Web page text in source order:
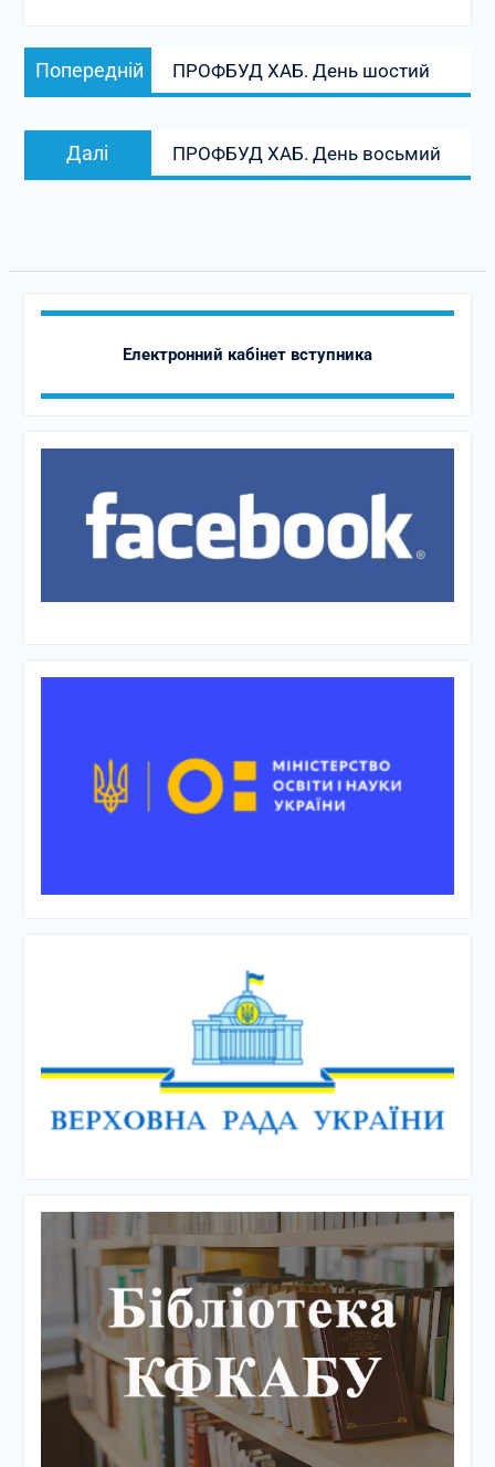
записів
Попередній
запис:
ПРОФБУД ХАБ. День шостий
Далі
запис:
ПРОФБУД ХАБ. День восьмий
Електронний кабінет вступника